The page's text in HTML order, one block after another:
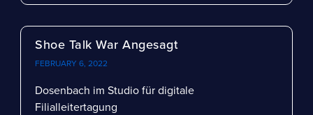
Shoe Talk War Angesagt
FEBRUARY 6, 2022
Dosenbach im Studio für digitale
Filialleitertagung